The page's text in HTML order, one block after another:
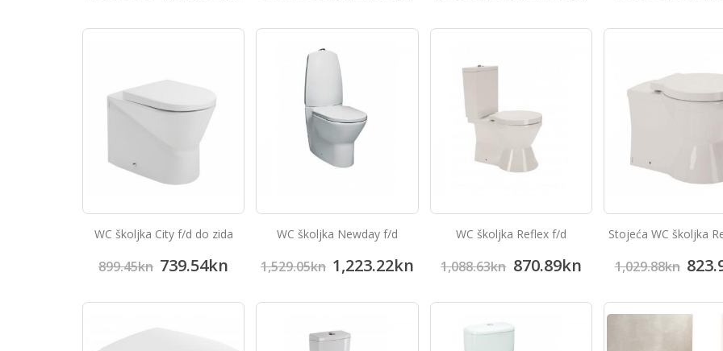
WC školjka City f/d do zida
899.45kn 739.54kn
WC školjka Newday f/d
1,529.05kn 1,223.22kn
WC školjka Reflex f/d
1,088.63kn 870.89kn
Stojeća WC školjka
1,029.88kn